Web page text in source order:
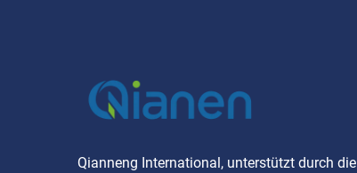
Qianneng International, unterstützt durch die